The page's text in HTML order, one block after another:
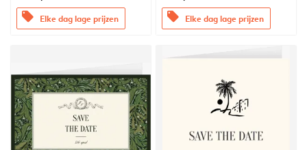
offers Elke dag lage prijzen offers Elke dag lage prijzen